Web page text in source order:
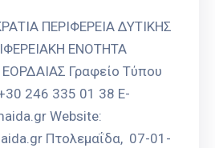
ΠΕΡΙΦΕΡΕΙΑ ΔΥΤΙΚΗΣ
ΕΝΟΤΗΤΑ
Γραφείο Τύπου
246 335 01 38 E-
Website:
Πτολεμαΐδα, 07-01-